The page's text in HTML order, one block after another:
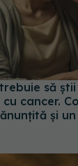
cancer.
și